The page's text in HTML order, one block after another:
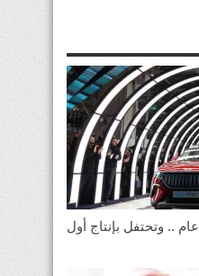
تركيا تُحقق الحلم بعد 60 عام .. وتحتفل بإنتاج أول